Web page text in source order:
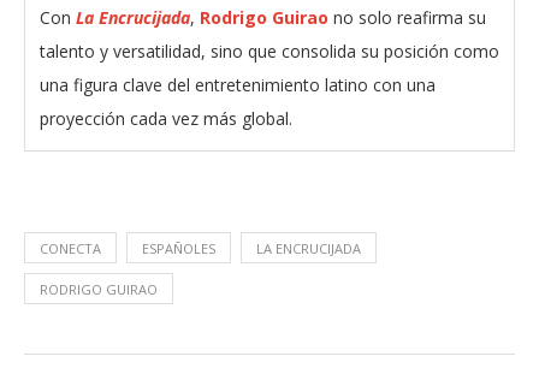
Con La Encrucijada, Rodrigo Guirao no solo reafirma su
talento y versatilidad, sino que consolida su posición como
una figura clave del entretenimiento latino con una
proyección cada vez más global.
CONECTA ESPAÑOLES LA ENCRUCIJADA
RODRIGO GUIRAO